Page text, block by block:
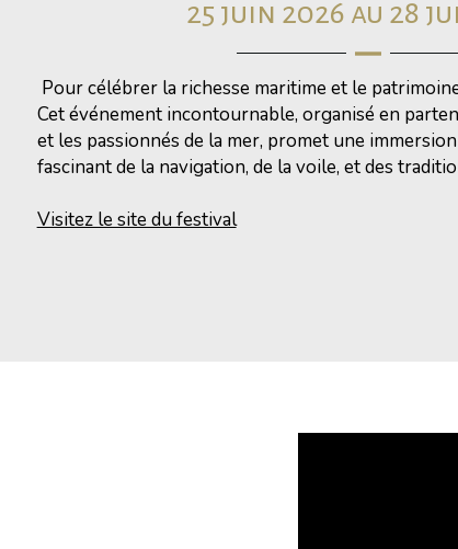
25 juin 2026 au 28
Pour célébrer la richesse maritime et le
Cet événement incontournable, organisé en
et les passionnés de la mer, promet une
fascinant de la navigation, de la voile, et des
Visitez le site du festival